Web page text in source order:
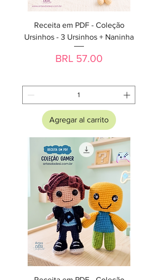
Receita em PDF - Coleção
Ursinhos - 3 Ursinhos + Naninha
Precio
BRL 57.00
Agregar al carrito